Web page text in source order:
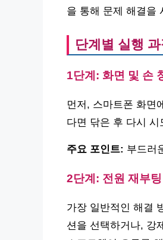
을 통해 문제 해결을
단계별 실행 과
1단계: 화면 및 손
먼저, 스마트폰 화면
다면 닦은 후 다시
주요 포인트: 부드러
2단계: 전원 재부팅
가장 일반적인 해결
션을 선택하거나, 강